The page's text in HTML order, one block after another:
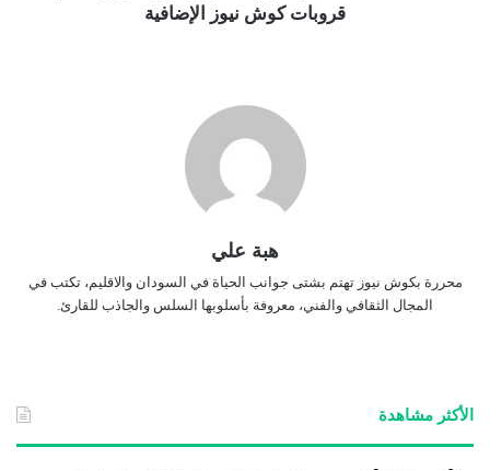
قروبات كوش نيوز الإضافية
هبة علي
محررة بكوش نيوز تهتم بشتى جوانب الحياة في السودان والاقليم، تكتب في
المجال الثقافي والفني، معروفة بأسلوبها السلس والجاذب للقارئ.
الأكثر مشاهدة